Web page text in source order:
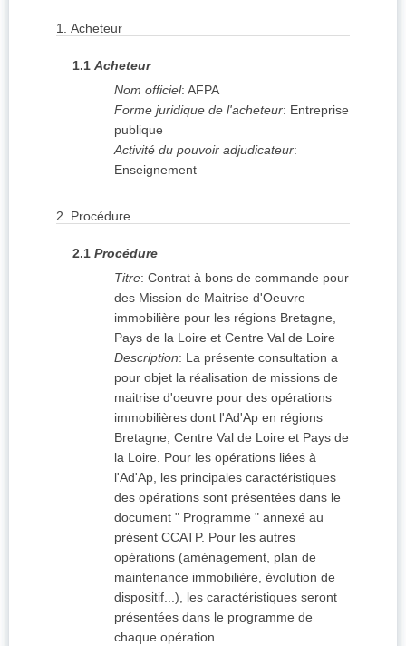
1. Acheteur
1.1 Acheteur
Nom officiel: AFPA
Forme juridique de l'acheteur: Entreprise
publique
Activité du pouvoir adjudicateur:
Enseignement
2. Procédure
2.1 Procédure
Titre: Contrat à bons de commande pour
des Mission de Maitrise d'Oeuvre
immobilière pour les régions Bretagne,
Pays de la Loire et Centre Val de Loire
Description: La présente consultation a
pour objet la réalisation de missions de
maitrise d'oeuvre pour des opérations
immobilières dont l'Ad'Ap en régions
Bretagne, Centre Val de Loire et Pays de
la Loire. Pour les opérations liées à
l'Ad'Ap, les principales caractéristiques
des opérations sont présentées dans le
document " Programme " annexé au
présent CCATP. Pour les autres
opérations (aménagement, plan de
maintenance immobilière, évolution de
dispositif...), les caractéristiques seront
présentées dans le programme de
chaque opération.